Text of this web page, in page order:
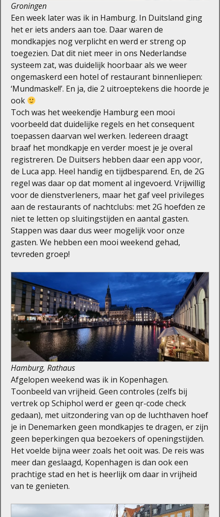
Groningen
Een week later was ik in Hamburg. In Duitsland ging
het er iets anders aan toe. Daar waren de
mondkapjes nog verplicht en werd er streng op
toegezien. Dat dit niet meer in ons Nederlandse
systeem zat, was duidelijk hoorbaar als we weer
ongemaskerd een hotel of restaurant binnenliepen:
‘Mundmaske!!’. En ja, die 2 uitroeptekens die hoorde je
ook
Toch was het weekendje Hamburg een mooi
voorbeeld dat duidelijke regels en het consequent
toepassen daarvan wel werken. Iedereen draagt
braaf het mondkapje en verder moest je je overal
registreren. De Duitsers hebben daar een app voor,
de Luca app. Heel handig en tijdbesparend. En, de 2G
regel was daar op dat moment al ingevoerd. Vrijwillig
voor de dienstverleners, maar het gaf veel privileges
aan de restaurants of nachtclubs: met 2G hoefden ze
niet te letten op sluitingstijden en aantal gasten.
Stappen was daar dus weer mogelijk voor onze
gasten. We hebben een mooi weekend gehad,
tevreden groep!
Hamburg, Rathaus
Afgelopen weekend was ik in Kopenhagen.
Toonbeeld van vrijheid. Geen controles (zelfs bij
vertrek op Schiphol werd er geen qr-code check
gedaan), met uitzondering van op de luchthaven hoef
je in Denemarken geen mondkapjes te dragen, er zijn
geen beperkingen qua bezoekers of openingstijden.
Het voelde bijna weer zoals het ooit was. De reis was
meer dan geslaagd, Kopenhagen is dan ook een
prachtige stad en het is heerlijk om daar in vrijheid
van te genieten.